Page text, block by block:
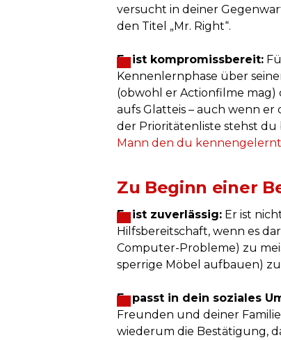
versucht in deiner
den Titel „Mr. Right“.
Er ist kompromissbereit:
Kennenlernphase über
(obwohl er Actionfilme
aufs Glatteis – auch wenn
der Prioritätenliste stehst du
Mann den du kennengelernt
Zu Beginn einer
Er ist zuverlässig: Er ist
Hilfsbereitschaft, wenn es
Computer-Probleme) zu
sperrige Möbel aufbauen)
Er passt in dein soziales
Freunden und deiner
wiederum die Bestätigung,